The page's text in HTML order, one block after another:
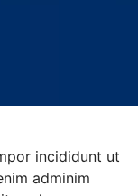
incididunt ut
adminim